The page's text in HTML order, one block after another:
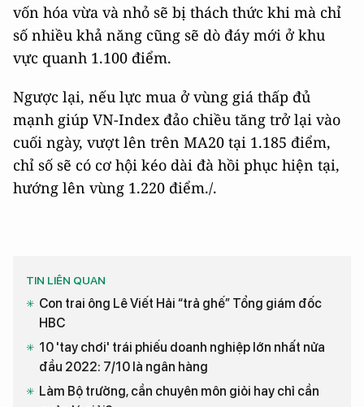
vốn hóa vừa và nhỏ sẽ bị thách thức khi mà chỉ
số nhiều khả năng cũng sẽ dò đáy mới ở khu
vực quanh 1.100 điểm.
Ngược lại, nếu lực mua ở vùng giá thấp đủ
mạnh giúp VN-Index đảo chiều tăng trở lại vào
cuối ngày, vượt lên trên MA20 tại 1.185 điểm,
chỉ số sẽ có cơ hội kéo dài đà hồi phục hiện tại,
hướng lên vùng 1.220 điểm./.
TIN LIÊN QUAN
Con trai ông Lê Viết Hải “trả ghế” Tổng giám đốc
HBC
10 'tay chơi' trái phiếu doanh nghiệp lớn nhất nửa
đầu 2022: 7/10 là ngân hàng
Làm Bộ trưởng, cần chuyên môn giỏi hay chỉ cần